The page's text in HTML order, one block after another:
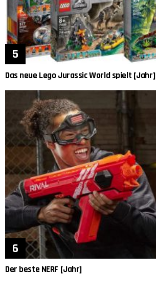
Das neue Lego Jurassic World spielt [Jahr]
Der beste NERF [Jahr]